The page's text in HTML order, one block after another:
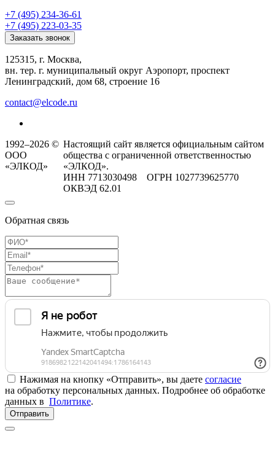
+7 (495) 234-36-61
+7 (495) 223-03-35
Заказать звонок
125315, г. Москва,
вн. тер. г. муниципальный округ Аэропорт, проспект
Ленинградский, дом 68, строение 16
contact@elcode.ru
1992–2026 ©
ООО
«ЭЛКОД»
Настоящий сайт является официальным сайтом
общества с ограниченной ответственностью
«ЭЛКОД».
ИНН 7713030498 ОГРН 1027739625770
ОКВЭД 62.01
Обратная связь
Нажимая на кнопку «Отправить», вы даете согласие
на обработку персональных данных. Подробнее об обработке
данных в Политике.
Отправить